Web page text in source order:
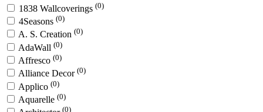
1838 Wallcoverings (0)
4Seasons (0)
A. S. Creation (0)
AdaWall (0)
Affresco (0)
Alliance Decor (0)
Applico (0)
Aquarelle (0)
(0)